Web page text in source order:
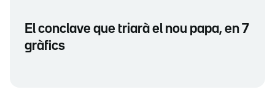
El conclave que triarà el nou papa, en 7
gràfics